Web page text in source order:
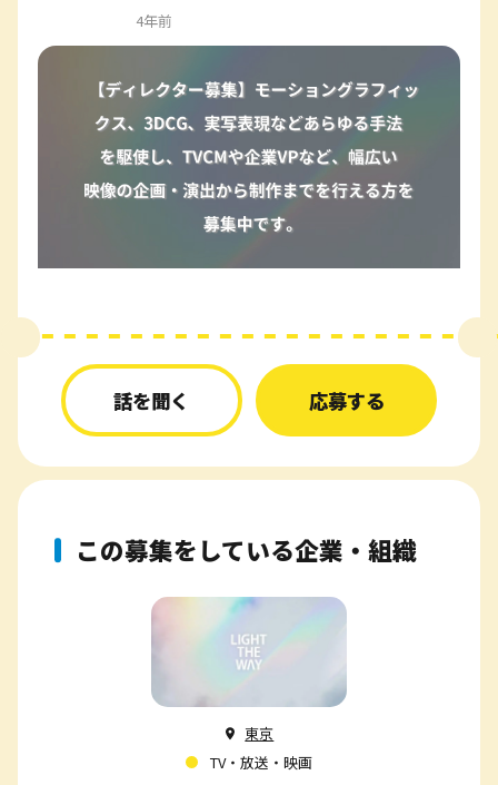
4年前
話を聞く 応募する
この募集をしている企業・組織
東京
TV・放送・映画